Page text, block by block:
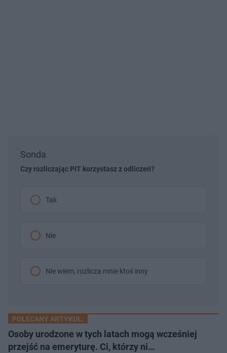
Sonda
Czy rozliczając PIT korzystasz z odliczeń?
Tak
Nie
Nie wiem, rozlicza mnie ktoś inny
POLECANY ARTYKUŁ:
Osoby urodzone w tych latach mogą wcześniej
przejść na emeryturę. Ci, którzy ni…